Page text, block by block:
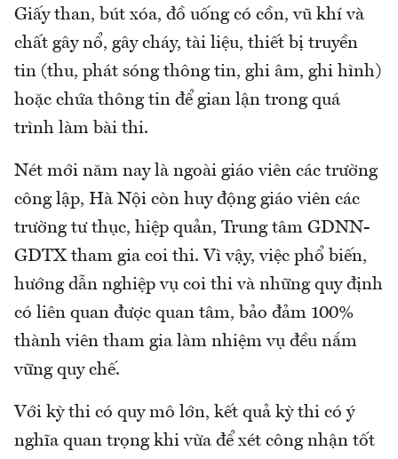
Giấy than, bút xóa, đồ uống có cồn, vũ khí và
chất gây nổ, gây cháy, tài liệu, thiết bị truyền
tin (thu, phát sóng thông tin, ghi âm, ghi hình)
hoặc chứa thông tin để gian lận trong quá
trình làm bài thi.
Nét mới năm nay là ngoài giáo viên các trường
công lập, Hà Nội còn huy động giáo viên các
trường tư thục, hiệp quản, Trung tâm GDNN-
GDTX tham gia coi thi. Vì vậy, việc phổ biến,
hướng dẫn nghiệp vụ coi thi và những quy định
có liên quan được quan tâm, bảo đảm 100%
thành viên tham gia làm nhiệm vụ đều nắm
vững quy chế.
Với kỳ thi có quy mô lớn, kết quả kỳ thi có ý
nghĩa quan trọng khi vừa để xét công nhận tốt